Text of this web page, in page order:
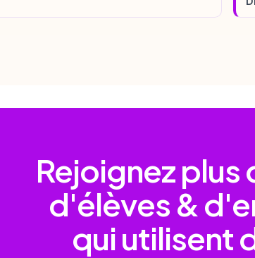
Rejoignez plus
d'élèves &
qui utilisent